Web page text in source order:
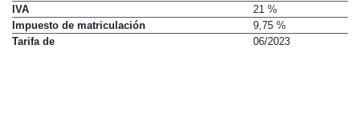
IVA
21 %
Impuesto de matriculación
9,75 %
Tarifa de
06/2023